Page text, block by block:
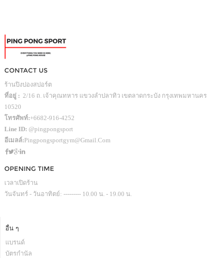
CONTACT US
ร้านปิงปองสปอร์ต
ที่อยู่ : 2/16 ถ. เจ้าคุณทหาร แขวงลำปลาทิว เขตลาดกระบัง กรุงเทพมหานคร
10520
โทรศัพท์:+6682-916-4252
Line ID: @pingpongsport
อีเมลล์:Pingpongsportgym@gmail.com
OPENING TIME
เวลาเปิดร้าน
วันจันทร์ - วันอาทิตย์: --------- 10.00 น. - 19.00 น.
อื่น ๆ
แบรนด์
บัตรกำนัล